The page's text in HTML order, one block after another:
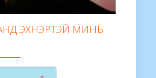
ЭХНЭРТЭЙ МИНЬ